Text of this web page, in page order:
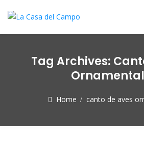
Tag Archives:
Home canto de aves